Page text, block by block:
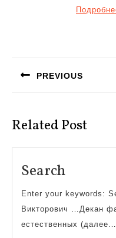
записям
PREVIOUS
Related Post
Search
Enter your keywords:
Викторович …Декан
естественных